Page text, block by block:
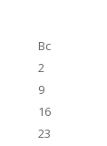
Вс
2
9
16
23